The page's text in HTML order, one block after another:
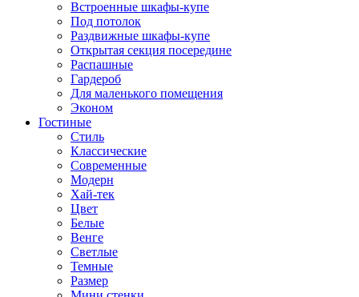
Встроенные шкафы-купе
Под потолок
Раздвижные шкафы-купе
Открытая секция посередине
Распашные
Гардероб
Для маленького помещения
Эконом
Гостиные
Стиль
Классические
Современные
Модерн
Хай-тек
Цвет
Белые
Венге
Светлые
Темные
Размер